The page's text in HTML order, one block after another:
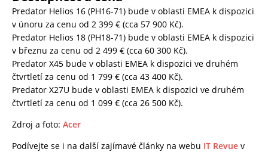
Predator Helios 16 (PH16-71) bude v oblasti EMEA k dispozici
v únoru za cenu od 2 399 € (cca 57 900 Kč).
Predator Helios 18 (PH18-71) bude v oblasti EMEA k dispozici
v březnu za cenu od 2 499 € (cca 60 300 Kč).
Predator X45 bude v oblasti EMEA k dispozici ve druhém
čtvrtletí za cenu od 1 799 € (cca 43 400 Kč).
Predator X27U bude v oblasti EMEA k dispozici ve druhém
čtvrtletí za cenu od 1 099 € (cca 26 500 Kč).
Zdroj a foto: Acer
Podívejte se i na další zajímavé články na webu IT Revue v